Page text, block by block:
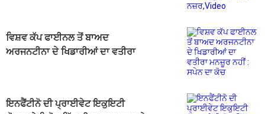
ਵਿਸ਼ਵ ਕੱਪ ਫਾਈਨਲ ਤੋਂ ਬਾਅਦ
ਅਰਜਨਟੀਨਾ ਦੇ ਖਿਡਾਰੀਆਂ ਦਾ ਵਤੀਰਾ
ਇਨਫੈਂਟੀਨੋ ਦੀ ਪ੍ਰਾਈਵੇਟ ਇਕੁਇਟੀ